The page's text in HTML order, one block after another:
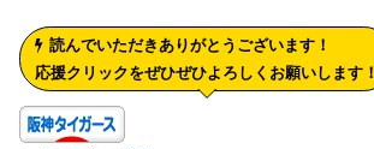
読んでいただきありがとうございます！
応援クリックをぜひぜひよろしくお願いします！